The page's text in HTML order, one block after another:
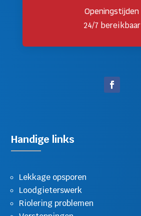
Openingstijden
24/7 bereikbaar
Handige links
Lekkage opsporen
Loodgieterswerk
Riolering problemen